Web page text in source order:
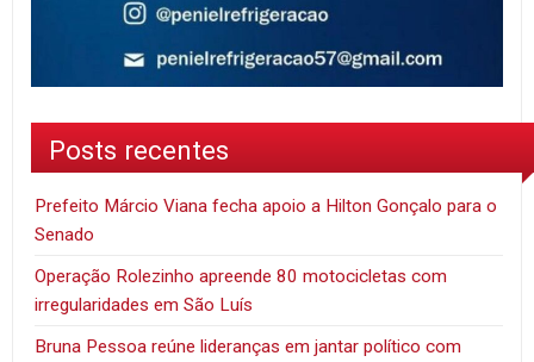
Posts recentes
Prefeito Márcio Viana fecha apoio a Hilton Gonçalo para o
Senado
Operação Rolezinho apreende 80 motocicletas com
irregularidades em São Luís
Bruna Pessoa reúne lideranças em jantar político com